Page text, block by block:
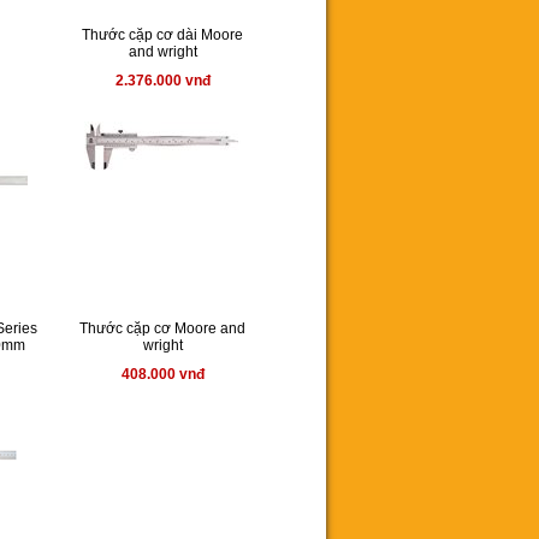
Thước cặp cơ dài Moore
and wright
2.376.000 vnđ
Thước cặp cơ Moore and
wright
408.000 vnđ